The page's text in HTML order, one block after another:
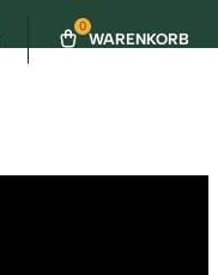
0
WARENKORB